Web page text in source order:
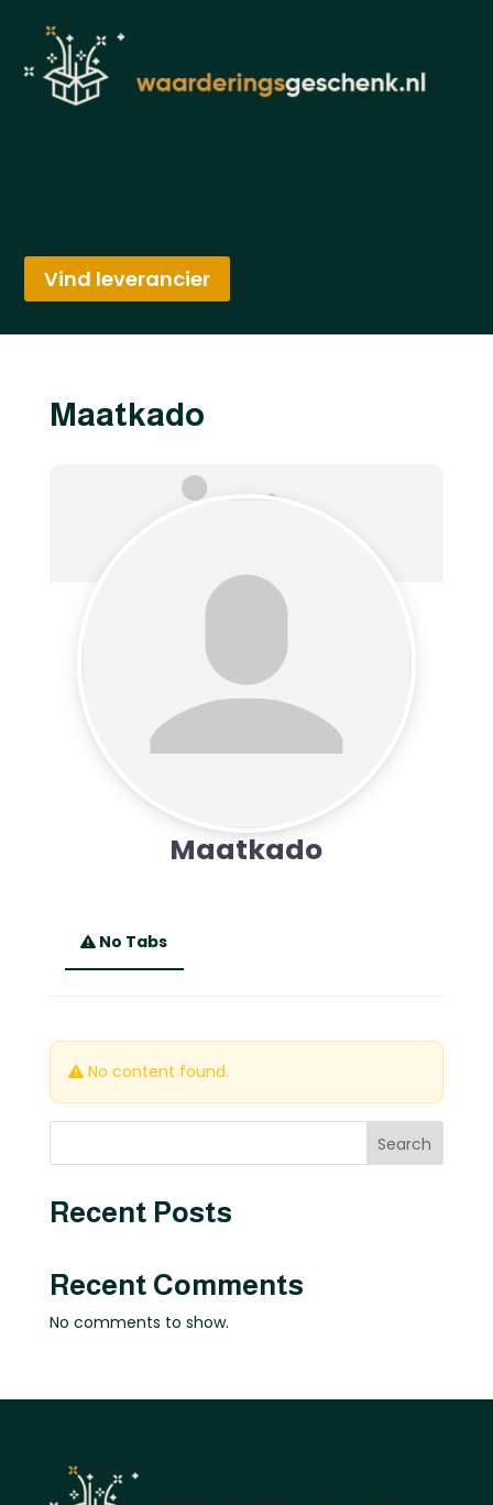
Vind leverancier
Maatkado
Maatkado
No Tabs
No content found.
Search
Recent Posts
Recent Comments
No comments to show.